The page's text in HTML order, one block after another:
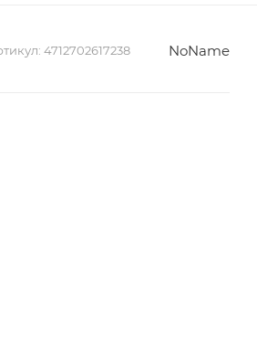
4712702617238 NoName